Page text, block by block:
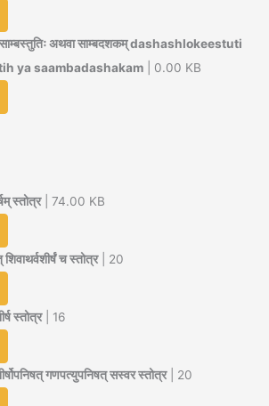
साम्बस्तुतिः अथवा साम्बदशकम् dashashlokeestuti
ya saambadashakam | 0.00 KB
स्तोत्र| 74.00 KB
च स्तोत्र| 20
स्तोत्र| 16
गणपत्युपनिषत् सस्वर स्तोत्र| 20